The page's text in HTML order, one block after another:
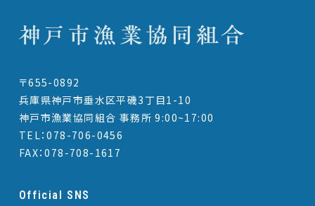
〒655-0892
兵庫県神戸市垂水区平磯3丁目1-10
神戸市漁業協同組合 事務所 9:00~17:00
TEL：078-706-0456
FAX：078-708-1617
Official SNS